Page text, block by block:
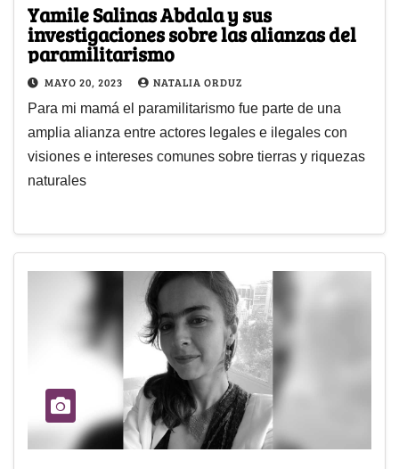
Yamile Salinas Abdala y sus
investigaciones sobre las alianzas del
paramilitarismo
MAYO 20, 2023 NATALIA ORDUZ
Para mi mamá el paramilitarismo fue parte de una
amplia alianza entre actores legales e ilegales con
visiones e intereses comunes sobre tierras y riquezas
naturales